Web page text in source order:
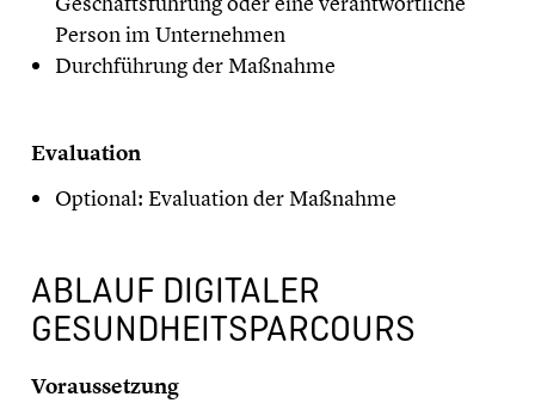
Person im Unternehmen
Durchführung der Maßnahme
​Evaluation
Optional: Evaluation der Maßnahme
ABLAUF DIGITALER
GESUNDHEITSPARCOURS
Voraussetzung